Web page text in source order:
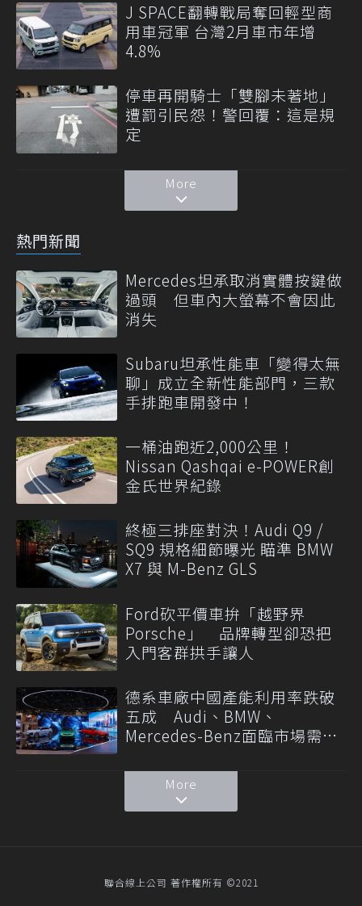
J SPACE翻轉戰局奪回輕型商
用車冠軍 台灣2月車市年增
4.8%
停車再開騎士「雙腳未著地」
遭罰引民怨！警回覆：這是規
定
More
熱門新聞
Mercedes坦承取消實體按鍵做
過頭 但車內大螢幕不會因此
消失
Subaru坦承性能車「變得太無
聊」成立全新性能部門，三款
手排跑車開發中！
一桶油跑近2,000公里！
Nissan Qashqai e-POWER創
金氏世界紀錄
終極三排座對決！Audi Q9 /
SQ9 規格細節曝光 瞄準 BMW
X7 與 M-Benz GLS
Ford砍平價車拚「越野界
Porsche」 品牌轉型卻恐把
入門客群拱手讓人
德系車廠中國產能利用率跌破
五成 Audi、BMW、
Mercedes-Benz面臨市場需求
More
聯合線上公司 著作權所有 ©2021